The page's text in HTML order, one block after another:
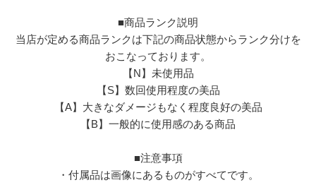
■商品ランク説明
当店が定める商品ランクは下記の商品状態からランク分けを
おこなっております。
【N】未使用品
【S】数回使用程度の美品
【A】大きなダメージもなく程度良好の美品
【B】一般的に使用感のある商品
■注意事項
・付属品は画像にあるものがすべてです。